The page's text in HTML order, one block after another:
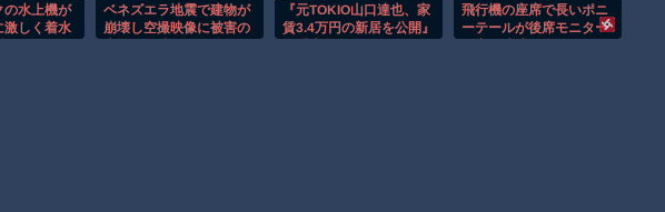
の水上機が
激しく着水
ベネズエラ地震で建物が
崩壊し空撮映像に被害の
『元TOKIO山口達也、家
賃3.4万円の新居を公開』
飛行機の座席で長いポニ
ーテールが後席モニター